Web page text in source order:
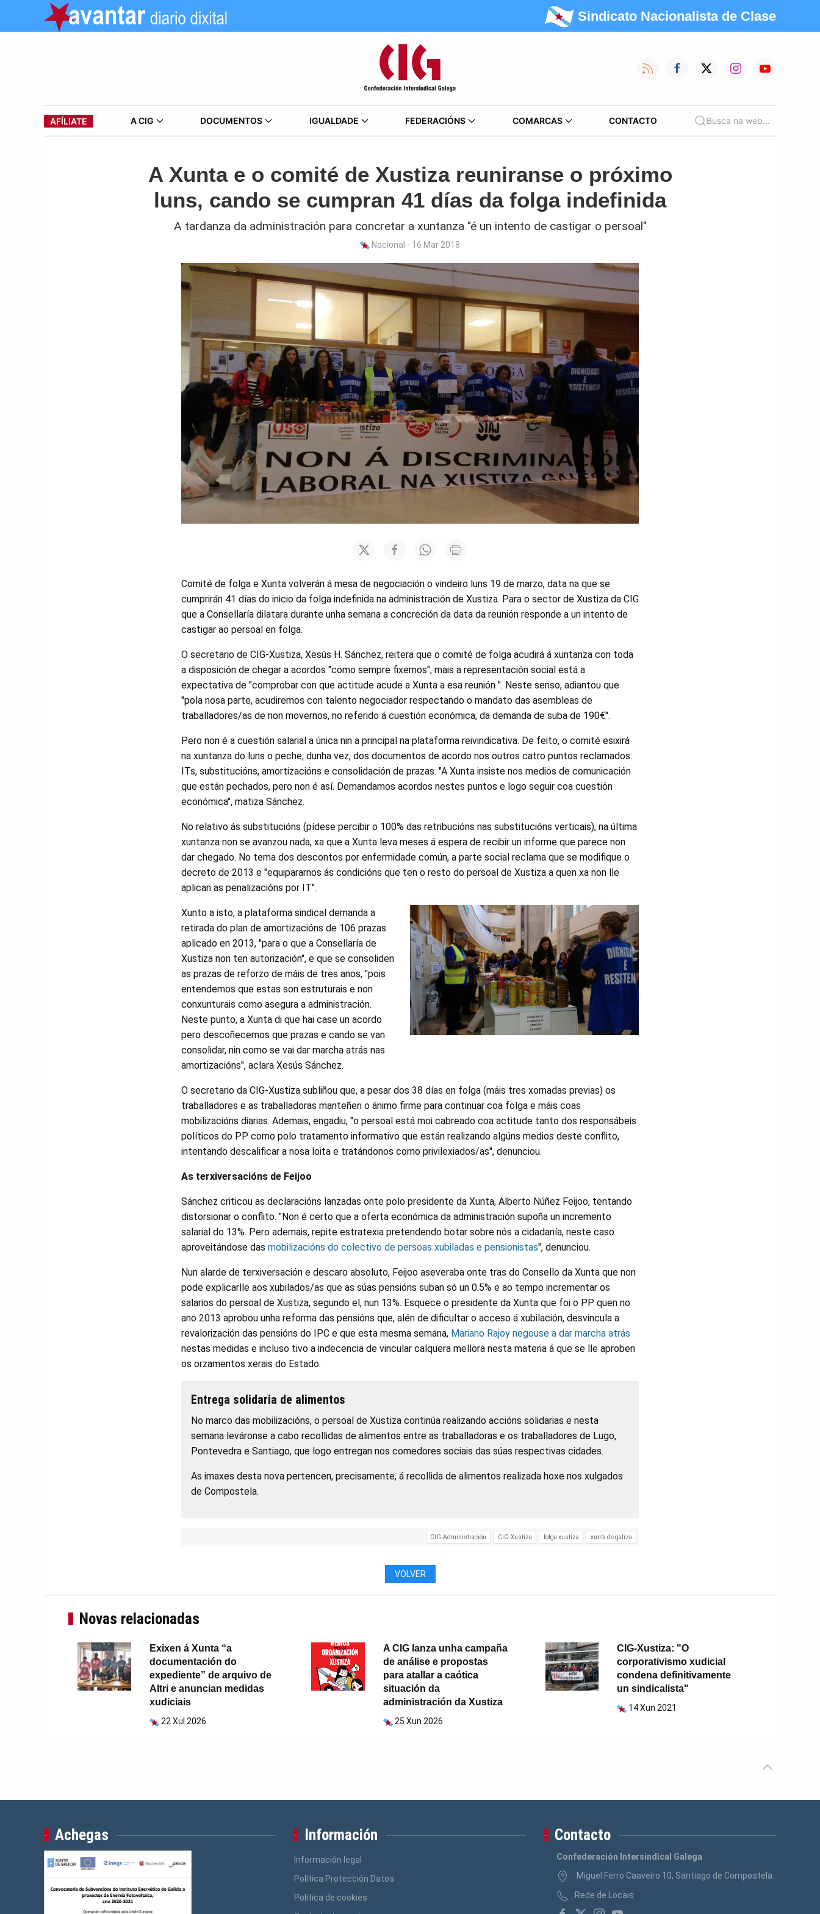
Sindicato Nacionalista de Clase
AFÍLIATE A CIG DOCUMENTOS IGUALDADE FEDERACIÓNS COMARCAS CONTACTO Busca na web...
A Xunta e o comité de Xustiza reuniranse o próximo
luns, cando se cumpran 41 días da folga indefinida
A tardanza da administración para concretar a xuntanza "é un intento de castigar o persoal"
Nacional - 16 Mar 2018
Comité de folga e Xunta volverán á mesa de negociación o vindeiro luns 19 de marzo, data na que se
cumprirán 41 días do inicio da folga indefinida na administración de Xustiza. Para o sector de Xustiza da CIG
que a Consellaría dilatara durante unha semana a concreción da data da reunión responde a un intento de
castigar ao persoal en folga.
O secretario de CIG-Xustiza, Xesús H. Sánchez, reitera que o comité de folga acudirá á xuntanza con toda
a disposición de chegar a acordos "como sempre fixemos", mais a representación social está a
expectativa de "comprobar con que actitude acude a Xunta a esa reunión ". Neste senso, adiantou que
"pola nosa parte, acudiremos con talento negociador respectando o mandato das asembleas de
traballadores/as de non movernos, no referido á cuestión económica, da demanda de suba de 190€".
Pero non é a cuestión salarial a única nin a principal na plataforma reivindicativa. De feito, o comité esixirá
na xuntanza do luns o peche, dunha vez, dos documentos de acordo nos outros catro puntos reclamados:
ITs, substitucións, amortizacións e consolidación de prazas. "A Xunta insiste nos medios de comunicación
que están pechados, pero non é así. Demandamos acordos nestes puntos e logo seguir coa cuestión
económica", matiza Sánchez.
No relativo ás substitucións (pídese percibir o 100% das retribucións nas substitucións verticais), na última
xuntanza non se avanzou nada, xa que a Xunta leva meses á espera de recibir un informe que parece non
dar chegado. No tema dos descontos por enfermidade común, a parte social reclama que se modifique o
decreto de 2013 e "equipararnos ás condicións que ten o resto do persoal de Xustiza a quen xa non lle
aplican as penalizacións por IT".
Xunto a isto, a plataforma sindical demanda a
retirada do plan de amortizacións de 106 prazas
aplicado en 2013, "para o que a Consellaría de
Xustiza non ten autorización", e que se consoliden
as prazas de reforzo de máis de tres anos, "pois
entendemos que estas son estruturais e non
conxunturais como asegura a administración.
Neste punto, a Xunta di que hai case un acordo
pero descoñecemos que prazas e cando se van
consolidar, nin como se vai dar marcha atrás nas
amortizacións", aclara Xesús Sánchez.
O secretario da CIG-Xustiza subliñou que, a pesar dos 38 días en folga (máis tres xornadas previas) os
traballadores e as traballadoras manteñen o ánimo firme para continuar coa folga e máis coas
mobilizacións diarias. Ademais, engadiu, "o persoal está moi cabreado coa actitude tanto dos responsábeis
políticos do PP como polo tratamento informativo que están realizando algúns medios deste conflito,
intentando descalificar a nosa loita e tratándonos como privilexiados/as", denunciou.
As terxiversacións de Feijoo
Sánchez criticou as declaracións lanzadas onte polo presidente da Xunta, Alberto Núñez Feijoo, tentando
distorsionar o conflito. "Non é certo que a oferta económica da administración supoña un incremento
salarial do 13%. Pero ademais, repite estratexia pretendendo botar sobre nós a cidadanía, neste caso
aproveitándose das mobilizacións do colectivo de persoas xubiladas e pensionistas", denunciou.
Nun alarde de terxiversación e descaro absoluto, Feijoo aseveraba onte tras do Consello da Xunta que non
pode explicarlle aos xubilados/as que as súas pensións suban só un 0.5% e ao tempo incrementar os
salarios do persoal de Xustiza, segundo el, nun 13%. Esquece o presidente da Xunta que foi o PP quen no
ano 2013 aprobou unha reforma das pensións que, alén de dificultar o acceso á xubilación, desvincula a
revalorización das pensións do IPC e que esta mesma semana, Mariano Rajoy negouse a dar marcha atrás
nestas medidas e incluso tivo a indecencia de vincular calquera mellora nesta materia á que se lle aproben
os orzamentos xerais do Estado.
Entrega solidaria de alimentos
No marco das mobilizacións, o persoal de Xustiza continúa realizando accións solidarias e nesta
semana leváronse a cabo recollidas de alimentos entre as traballadoras e os traballadores de Lugo,
Pontevedra e Santiago, que logo entregan nos comedores sociais das súas respectivas cidades.
As imaxes desta nova pertencen, precisamente, á recollida de alimentos realizada hoxe nos xulgados
de Compostela.
CIG-Administración CIG-Xustiza folga xustiza xunta de galiza
VOLVER
Novas relacionadas
Exixen á Xunta “a
documentación do
expediente” de arquivo de
Altri e anuncian medidas
xudiciais
22 Xul 2026
A CIG lanza unha campaña
de análise e propostas
para atallar a caótica
situación da
administración da Xustiza
25 Xun 2026
CIG-Xustiza: "O
corporativismo xudicial
condena definitivamente
un sindicalista"
14 Xun 2021
Achegas Información
Información legal
Política Protección Datos
Política de cookies
Contacto
Confederación Intersindical Galega
Miguel Ferro Caaveiro 10, Santiago de Compostela
Rede de Locais